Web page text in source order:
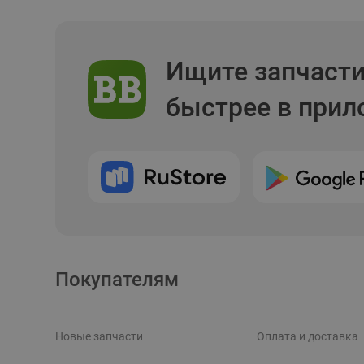
Ищите
быстрее в
Покупателям
Новые запчасти Оплата и доставка